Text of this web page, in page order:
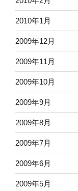
2010年1月
2009年12月
2009年11月
2009年10月
2009年9月
2009年8月
2009年7月
2009年6月
2009年5月